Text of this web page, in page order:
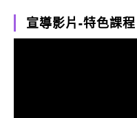
宣導影片-特色課程